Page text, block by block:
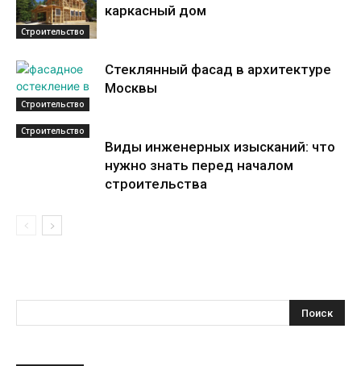
Строительство
каркасный дом
Строительство
Стеклянный фасад в архитектуре
Москвы
Строительство
Виды инженерных изысканий: что
нужно знать перед началом
строительства